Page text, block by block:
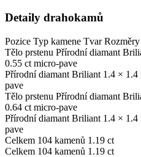
Detaily drahokamů
Pozice Typ kamene Tvar Rozměry
Tělo prstenu Přírodní diamant
0.55 ct micro-pave
Přírodní diamant Briliant 1.4 × 1.4
pave
Tělo prstenu Přírodní diamant
0.64 ct micro-pave
Přírodní diamant Briliant 1.4 × 1.4
pave
Celkem 104 kamenů 1.19 ct
Celkem 104 kamenů 1.19 ct